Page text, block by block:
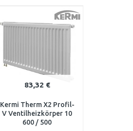
83,32 €
Kermi Therm X2 Profil-
V Ventilheizkörper 10
600 / 500